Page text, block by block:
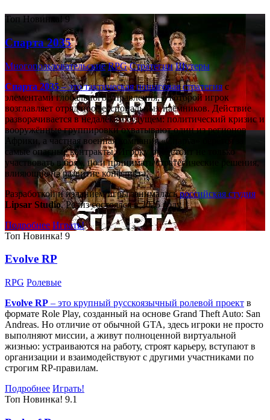
Топ Новинка! 9
Спарта 2035
Многопользовательские RPG Стратегии Шутеры
Спарта 2035– это тактическаяпошаговая стратегияс
элементами глобального управления, в которой игрок
возглавляет отряд профессиональных наёмников. Действие
разворачивается в недалёком будущем: политический кризис и
вооружённые группировки охватывают один из регионов
Африки, а частная военная компания «Спарта» берётся за
самые опасные контракты. Игроку предстоит не только
участвовать в боях, но и принимать стратегические решения,
влияющие на развитие конфликта.
Разработкой и изданием игры занималасьроссийская студия
Lipsar Studio. Релиз состоялся в 2025 году.
Подробнее Играть!
Топ Новинка! 9
Evolve RP
RPG Ролевые
Evolve RP – это крупный русскоязычный ролевой проект в
формате Role Play, созданный на основе Grand Theft Auto: San
Andreas. Но отличие от обычной GTA, здесь игроки не просто
выполняют миссии, а живут полноценной виртуальной
жизнью: устраиваются на работу, строят карьеру, вступают в
организации и взаимодействуют с другими участниками по
строгим RP-правилам.
Подробнее Играть!
Топ Новинка! 9.1